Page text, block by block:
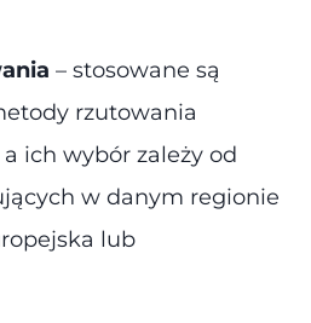
– stosowane są
rzutowania
ich wybór zależy od
w danym regionie
lub